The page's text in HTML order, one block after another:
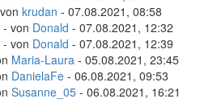
krudan - 07.08.2021, 08:58
- von Donald - 07.08.2021, 12:32
- von Donald - 07.08.2021, 12:39
Maria-Laura - 05.08.2021, 23:45
DanielaFe - 06.08.2021, 09:53
Susanne_05 - 06.08.2021, 16:21